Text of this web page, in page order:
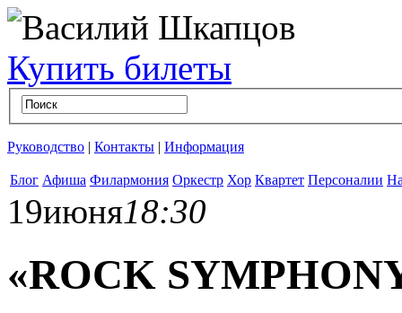
Купить билеты
Руководство | Контакты | Информация
Блог Афиша Филармония Оркестр Хор Квартет Персоналии
19июня18:30
«ROCK